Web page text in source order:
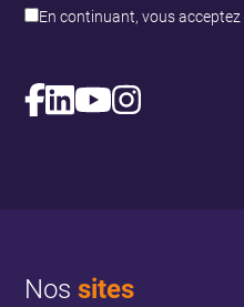
En continuant, vous acceptez
Nossites